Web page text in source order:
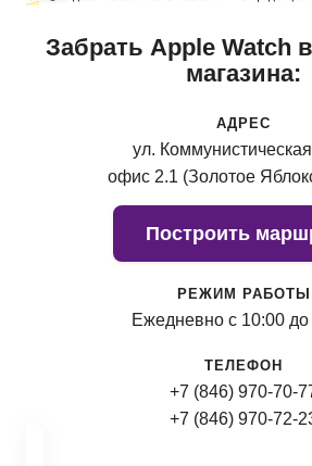
Забрать Apple Watch
магазина:
АДРЕС
ул.
офис 2.1 (Золотое
Построить
РЕЖИМ РАБОТЫ
Ежедневно с 10:00 до
ТЕЛЕФОН
+7 (846) 970-70-
+7 (846) 970-72-